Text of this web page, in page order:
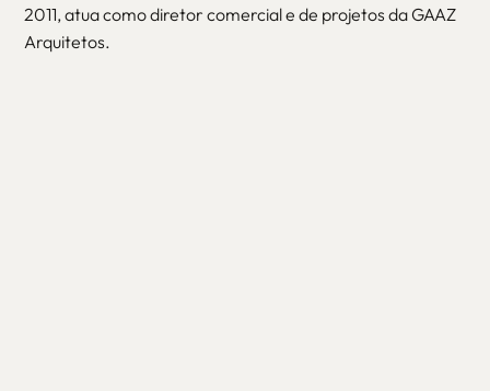
2011, atua como diretor comercial e de projetos da GAAZ
Arquitetos.